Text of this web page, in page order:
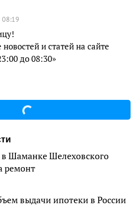
08:19
и статей на сайте
до 08:30»
Шаманке Шелеховского
ремонт
выдачи ипотеки в России